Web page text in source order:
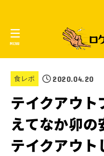
MENU
食レポ 2020.04.20
テイクアウト
えてなか卯の
テイクアウト